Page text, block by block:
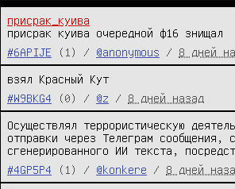
присрак_куива
присрак куива очередной ф16 знищал
#6APIJE
(1) / @anonymous / 8 дней
взял Красный Кут
#W9BKG4
(0) / @z / 8 дней назад
Осуществлял террористическую
отправки через Телеграм сообщения,
сгенерированного ИИ текста,
#4GP5P4
(1) / @konkere / 8 дней